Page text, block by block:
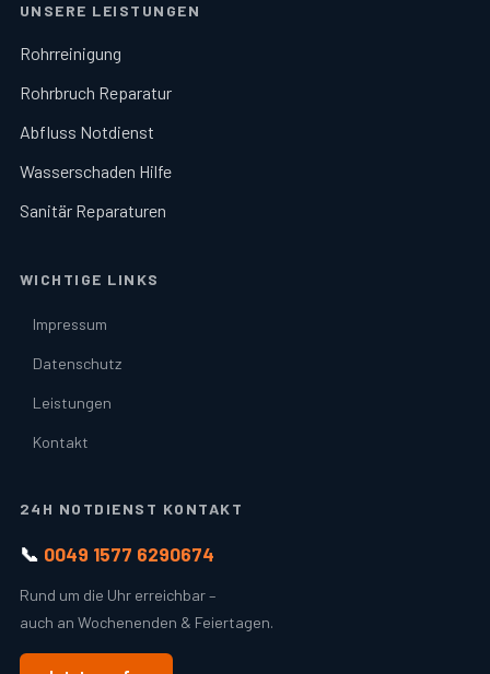
UNSERE LEISTUNGEN
Rohrreinigung
Rohrbruch Reparatur
Abfluss Notdienst
Wasserschaden Hilfe
Sanitär Reparaturen
WICHTIGE LINKS
Impressum
Datenschutz
Leistungen
Kontakt
24H NOTDIENST KONTAKT
📞 0049 1577 6290674
Rund um die Uhr erreichbar –
auch an Wochenenden & Feiertagen.